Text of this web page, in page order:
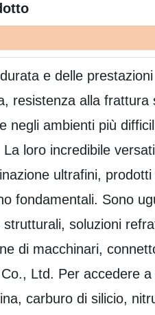
e delle
resistenza alla
negli ambienti più
loro incredibile
ultrafini,
fondamentali. Sono
soluzioni
di macchinari,
Ltd. Per accedere
carburo di silicio,